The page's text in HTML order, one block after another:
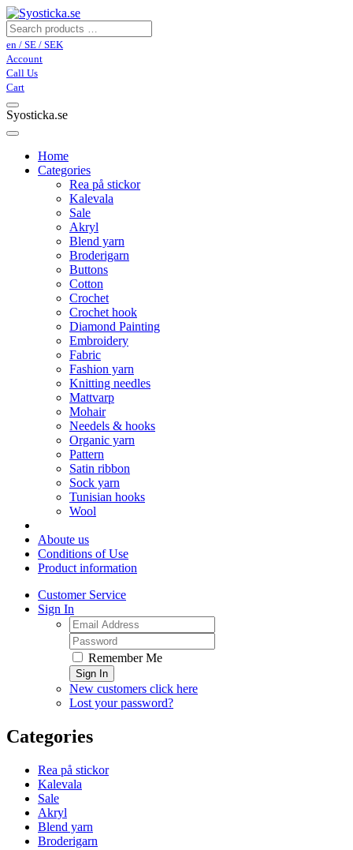
en / SE / SEK
Account
Call Us
Cart
Syosticka.se
Home
Categories
Rea på stickor
Kalevala
Sale
Akryl
Blend yarn
Broderigarn
Buttons
Cotton
Crochet
Crochet hook
Diamond Painting
Embroidery
Fabric
Fashion yarn
Knitting needles
Mattvarp
Mohair
Needels & hooks
Organic yarn
Pattern
Satin ribbon
Sock yarn
Tunisian hooks
Wool
Aboute us
Conditions of Use
Product information
Customer Service
Sign In
Remember Me
Sign In
New customers click here
Lost your password?
Categories
Rea på stickor
Kalevala
Sale
Akryl
Blend yarn
Broderigarn